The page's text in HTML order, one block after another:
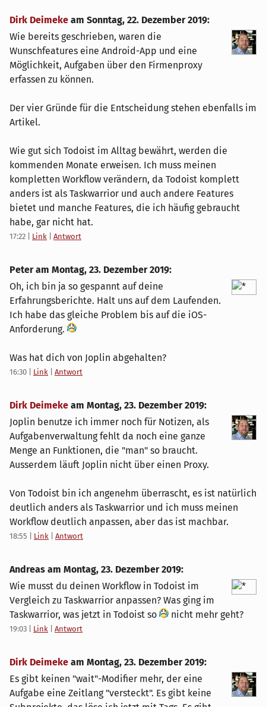
Dirk Deimeke am Sonntag, 22. Dezember 2019:
Wie bereits geschrieben, waren die
Wunschfeatures eine Android-App und eine
Möglichkeit, Aufgaben über den Firmenproxy
erfassen zu können.
Der vier Gründe für die Entscheidung stehen ebenfalls im
Artikel.
Wie gut sich Todoist im Alltag bewährt, werden die
kommenden Monate erweisen. Ich muss meinen
kompletten Workflow verändern, da Todoist komplett
anders ist als Taskwarrior und auch andere Features
bietet und manche Features, die ich häufig gebraucht
habe, gar nicht hat.
17:22 Link Antwort
Peter am Montag, 23. Dezember 2019:
Oh, ich bin ja so gespannt auf deine
Erfahrungsberichte. Halt uns auf dem Laufenden.
Ich habe das gleiche Problem bis auf die iOS-
Anforderung.
Was hat dich von Joplin abgehalten?
16:30 Link Antwort
Dirk Deimeke am Montag, 23. Dezember 2019:
Joplin benutze ich immer noch für Notizen, als
Aufgabenverwaltung fehlt da noch eine ganze
Menge an Funktionen, die "man" so braucht.
Ausserdem läuft Joplin nicht über einen Proxy.
Von Todoist bin ich angenehm überrascht, es ist natürlich
deutlich anders als Taskwarrior und ich muss meinen
Workflow deutlich anpassen, aber das ist machbar.
18:55 Link Antwort
Andreas am Montag, 23. Dezember 2019:
Wie musst du deinen Workflow in Todoist im
Vergleich zu Taskwarrior anpassen? Was ging im
Taskwarrior, was jetzt in Todoist so
nicht mehr geht?
19:03 Link Antwort
Dirk Deimeke am Montag, 23. Dezember 2019:
Es gibt keinen "wait"-Modifier mehr, der eine
Aufgabe eine Zeitlang "versteckt". Es gibt keine